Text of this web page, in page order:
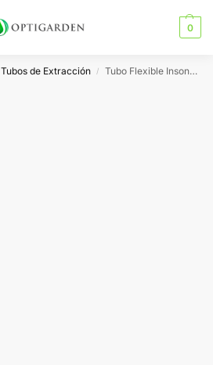
0
Tubos de Extracción / Tubo Flexible Insonorizado de Polipropileno Sono-Trap VDL